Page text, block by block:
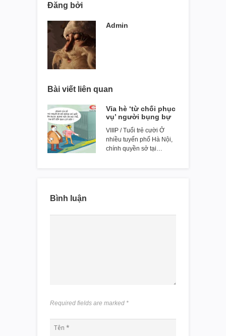
Đăng bởi
Admin
Bài viết liên quan
Vỉa hè ‘từ chối phục
vụ’ người bụng bự
VIIIP / Tuổi trẻ cười Ở
nhiều tuyến phố Hà Nội,
chính quyền sở tại…
Bình luận
Required fields are marked *